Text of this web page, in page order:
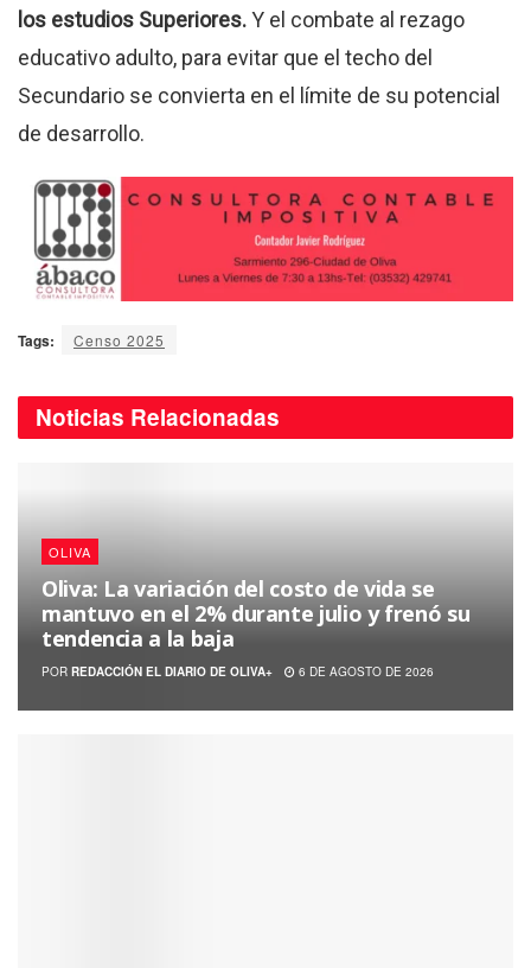
los estudios Superiores.Y el combate al rezago
educativo adulto, para evitar que el techo del
Secundario se convierta en el límite de su potencial
de desarrollo.
Tags: Censo 2025
Noticias Relacionadas
OLIVA
Oliva: La variación del costo de vida se
mantuvo en el 2% durante julio y frenó su
tendencia a la baja
POR REDACCIÓN EL DIARIO DE OLIVA+ 6 DE AGOSTO DE 2026